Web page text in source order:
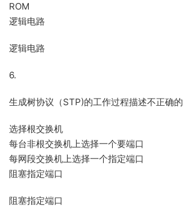
ROM
逻辑电路
逻辑电路
6.
生成树协议（STP)的工作过程描述不正确的
选择根交换机
每台非根交换机上选择一个要端口
每网段交换机上选择一个指定端口
阻塞指定端口
阻塞指定端口